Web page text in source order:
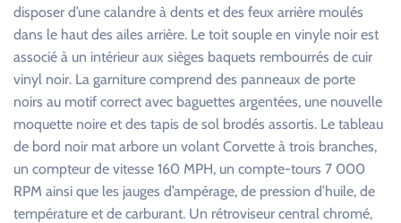
disposer d’une calandre à dents et des feux arrière moulés
dans le haut des ailes arrière. Le toit souple en vinyle noir est
associé à un intérieur aux sièges baquets rembourrés de cuir
vinyl noir. La garniture comprend des panneaux de porte
noirs au motif correct avec baguettes argentées, une nouvelle
moquette noire et des tapis de sol brodés assortis. Le tableau
de bord noir mat arbore un volant Corvette à trois branches,
un compteur de vitesse 160 MPH, un compte-tours 7 000
RPM ainsi que les jauges d’ampérage, de pression d’huile, de
température et de carburant. Un rétroviseur central chromé,